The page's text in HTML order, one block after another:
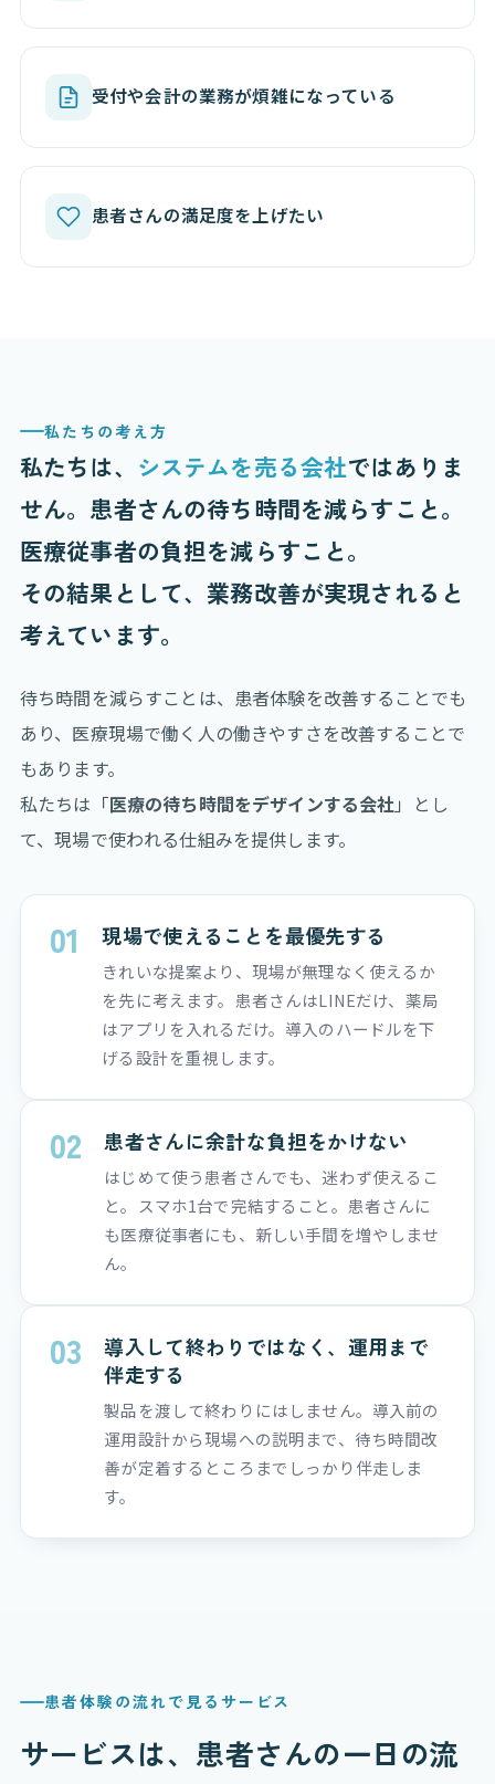
受付や会計の業務が煩雑になっている
患者さんの満足度を上げたい
私たちの考え方
私たちは、 システムを売る会社ではありま
せん。患者さんの待ち時間を減らすこと。
医療従事者の負担を減らすこと。
その結果として、業務改善が実現されると
考えています。
待ち時間を減らすことは、患者体験を改善することでも
あり、医療現場で働く人の働きやすさを改善することで
もあります。
私たちは「医療の待ち時間をデザインする会社 」とし
て、現場で使われる仕組みを提供します。
01 現場で使えることを最優先する
きれいな提案より、現場が無理なく使えるか
を先に考えます。患者さんはLINEだけ、薬局
はアプリを入れるだけ。導入のハードルを下
げる設計を重視します。
02 患者さんに余計な負担をかけない
はじめて使う患者さんでも、迷わず使えるこ
と。スマホ1台で完結すること。患者さんに
も医療従事者にも、新しい手間を増やしませ
ん。
03
導入して終わりではなく、運用まで
伴走する
製品を渡して終わりにはしません。導入前の
運用設計から現場への説明まで、待ち時間改
善が定着するところまでしっかり伴走しま
す。
患者体験の流れで見るサービス
サービスは、患者さんの一日の流